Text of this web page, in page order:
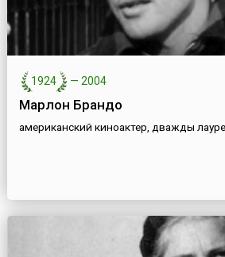
1924 — 2004
Марлон Брандо
американский киноактер, дважды